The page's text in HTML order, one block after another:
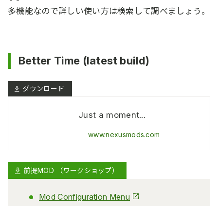
多機能なので詳しい使い方は検索して調べましょう。
Better Time (latest build)
Just a moment...
www.nexusmods.com
前提MOD （ワークショップ）
Mod Configuration Menu